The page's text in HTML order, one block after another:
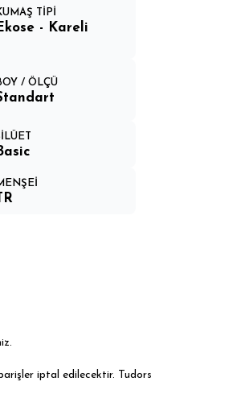
TİPİ
- Kareli
/ ÖLÇÜ
TR
iptal edilecektir. Tudors